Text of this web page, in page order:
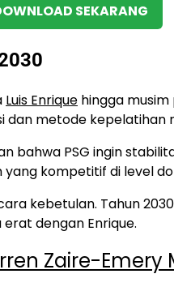
SEKARANG
Luis Enrique hingga musim
dan metode
bahwa PSG ingin
kompetitif di level
kebetulan. Tahun
erat dengan Enrique.
Zaire-